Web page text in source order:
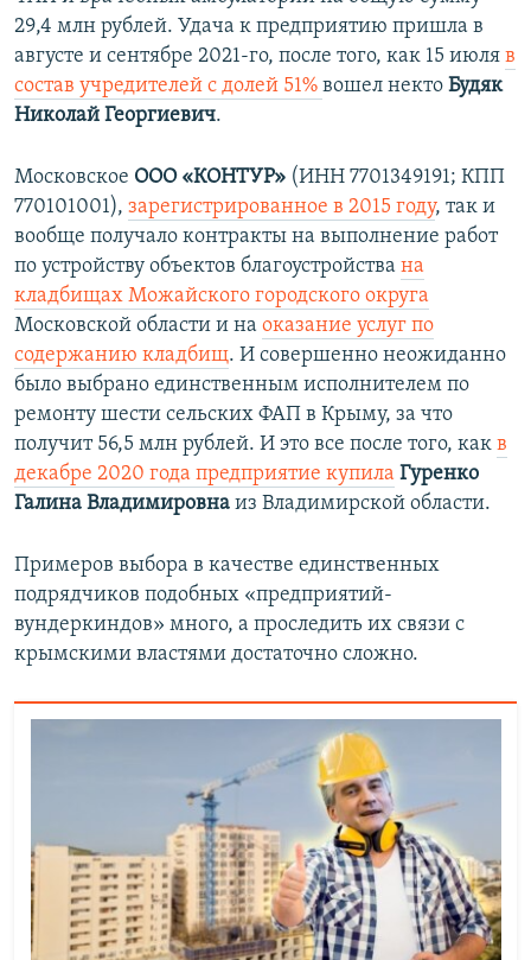
29,4 млн рублей. Удача к предприятию пришла в
августе и сентябре 2021-го, после того, как 15 июля в
состав учредителей с долей 51% вошел некто Будяк
Николай Георгиевич.
Московское ООО «КОНТУР» (ИНН 7701349191; КПП
770101001), зарегистрированное в 2015 году, так и
вообще получало контракты на выполнение работ
по устройству объектов благоустройства на
кладбищах Можайского городского округа
Московской области и на оказание услуг по
содержанию кладбищ. И совершенно неожиданно
было выбрано единственным исполнителем по
ремонту шести сельских ФАП в Крыму, за что
получит 56,5 млн рублей. И это все после того, как в
декабре 2020 года предприятие купила Гуренко
Галина Владимировна из Владимирской области.
Примеров выбора в качестве единственных
подрядчиков подобных «предприятий-
вундеркиндов» много, а проследить их связи с
крымскими властями достаточно сложно.